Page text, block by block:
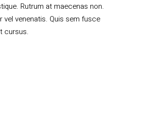
Rutrum at maecenas non.
venenatis. Quis sem fusce
cursus.